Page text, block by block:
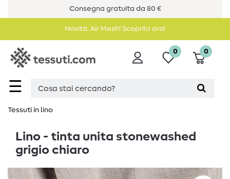
Consegna gratuita da 80 €
Novità: Air Mesh! Scoprilo ora!
☰
0 0
Tessuti in lino
Lino - tinta unita stonewashed
grigio chiaro